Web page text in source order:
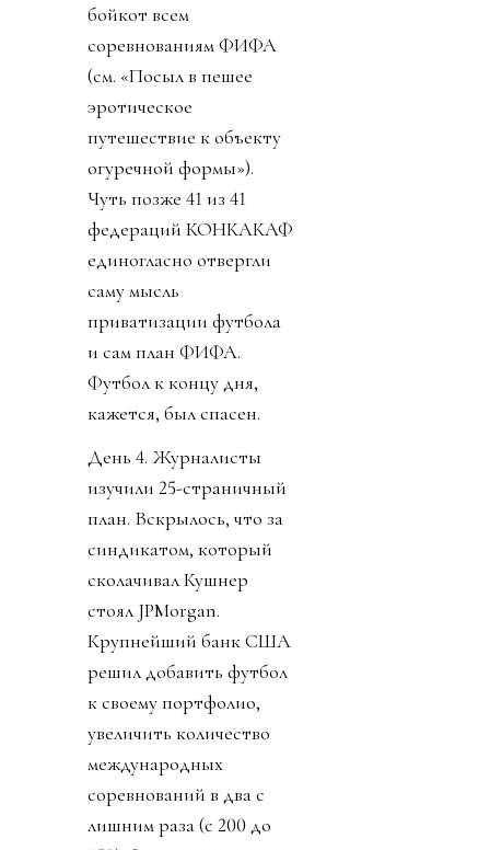
бойкот всем
соревнованиям ФИФА
(см. «Посыл в пешее
эротическое
путешествие к объекту
огуречной формы»).
Чуть позже 41 из 41
федераций КОНКАКАФ
единогласно отвергли
саму мысль
приватизации футбола
и сам план ФИФА.
Футбол к концу дня,
кажется, был спасен.
День 4. Журналисты
изучили 25-страничный
план. Вскрылось, что за
синдикатом, который
сколачивал Кушнер
стоял JPMorgan.
Крупнейший банк США
решил добавить футбол
к своему портфолио,
увеличить количество
международных
соревнований в два с
лишним раза (с 200 до